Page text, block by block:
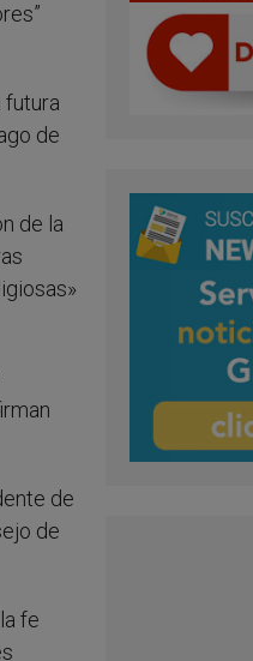
futura
de
de la
de
de
fe